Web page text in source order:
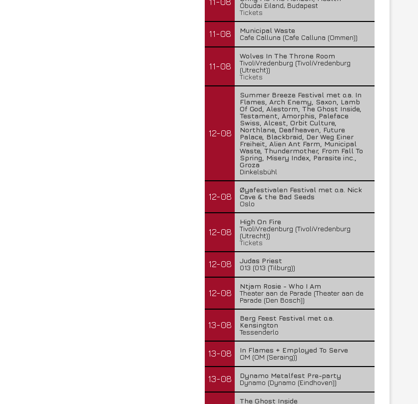
Óbudai Eiland, Budapest
Tickets
11-08
Municipal Waste
Cafe Calluna (Cafe Calluna (Ommen))
11-08
Wolves In The Throne Room
TivoliVredenburg (TivoliVredenburg
(Utrecht))
Tickets
12-08
Summer Breeze Festival met o.a. In
Flames, Arch Enemy, Saxon, Lamb
Of God, Alestorm, The Ghost Inside,
Testament, Amorphis, Paleface
Swiss, Alcest, Orbit Culture,
Northlane, Deafheaven, Future
Palace, Blackbraid, Der Weg Einer
Freiheit, Alien Ant Farm, Municipal
Waste, Thundermother, From Fall To
Spring, Misery Index, Parasite inc.,
Groza
Dinkelsbühl
12-08
Øyafestivalen Festival met o.a. Nick
Cave & the Bad Seeds
Oslo
12-08
High On Fire
TivoliVredenburg (TivoliVredenburg
(Utrecht))
Tickets
12-08
Judas Priest
013 (013 (Tilburg))
12-08
Ntjam Rosie - Who I Am
Theater aan de Parade (Theater aan de
Parade (Den Bosch))
13-08
Berg Feest Festival met o.a.
Kensington
Tessenderlo
13-08
In Flames + Employed To Serve
OM (OM (Seraing))
13-08
Dynamo Metalfest Pre-party
Dynamo (Dynamo (Eindhoven))
The Ghost Inside